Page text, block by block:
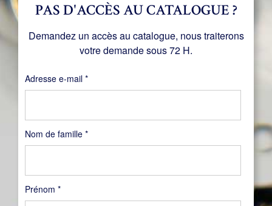
Nom de famille *
Prénom *
PAS D'ACCÈS AU CATALOGUE ?
Demandez un accès au catalogue, nous traiterons
votre demande sous 72 H.
Adresse e-mail *Obligatoire